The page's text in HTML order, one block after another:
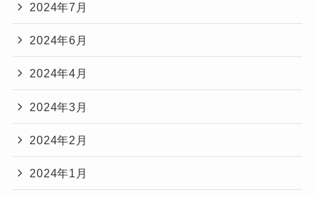
2024年7月
2024年6月
2024年4月
2024年3月
2024年2月
2024年1月